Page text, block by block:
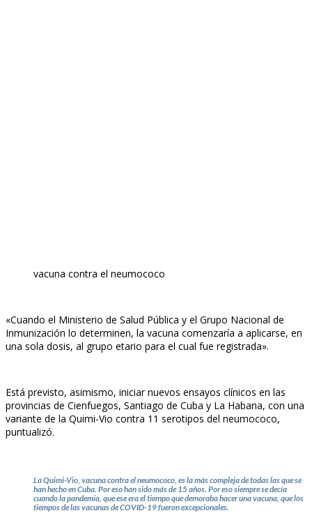
vacuna contra el neumococo
«Cuando el Ministerio de Salud Pública y el Grupo Nacional de
Inmunización lo determinen, la vacuna comenzaría a aplicarse, en
una sola dosis, al grupo etario para el cual fue registrada».
Está previsto, asimismo, iniciar nuevos ensayos clínicos en las
provincias de Cienfuegos, Santiago de Cuba y La Habana, con una
variante de la Quimi-Vio contra 11 serotipos del neumococo,
puntualizó.
La Quimi-Vio, vacuna contra el neumococo, es la más compleja de todas las que se
han hecho en Cuba. Por eso han sido más de 15 años. Por eso siempre se decía
cuando la pandemia, que ese era el tiempo que demoraba hacer una vacuna, que los
tiempos de las vacunas de COVID-19 fueron excepcionales.